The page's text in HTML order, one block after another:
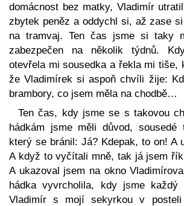
domácnost bez matky, Vladimír
zbytek peněz a oddychl si, až zase
na tramvaj. Ten čas jsme si taky
zabezpečen na několik týdnů.
otevřela mi sousedka a řekla mi tiše,
že Vladimírek si aspoň chvíli žije:
brambory, co jsem měla na chodbě…
Ten čas, kdy jsme se s takovou
hádkám jsme měli důvod,
který se bránil: Já? Kdepak, to on! A
A když to vyčítali mně, tak já jsem
A ukazoval jsem na okno
hádka vyvrcholila, kdy jsme
Vladimír s mojí sekyrkou v